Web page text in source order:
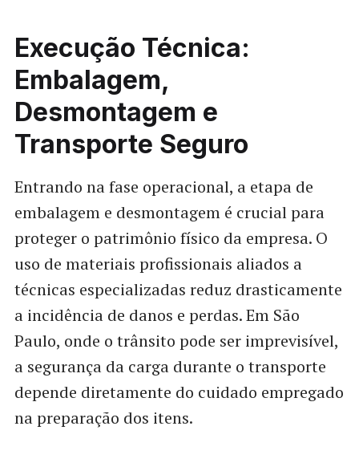
Execução Técnica:
Embalagem,
Desmontagem e
Transporte Seguro
Entrando na fase operacional, a etapa de
embalagem e desmontagem é crucial para
proteger o patrimônio físico da empresa. O
uso de materiais profissionais aliados a
técnicas especializadas reduz drasticamente
a incidência de danos e perdas. Em São
Paulo, onde o trânsito pode ser imprevisível,
a segurança da carga durante o transporte
depende diretamente do cuidado empregado
na preparação dos itens.